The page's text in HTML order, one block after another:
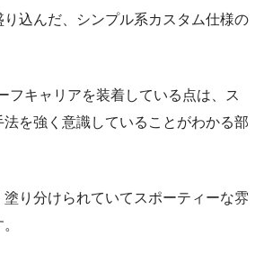
り込んだ、シンプル系カスタム仕様の
フキャリアを装着している点は、ス
を強く意識していることがわかる部
塗り分けられていてスポーティーな雰